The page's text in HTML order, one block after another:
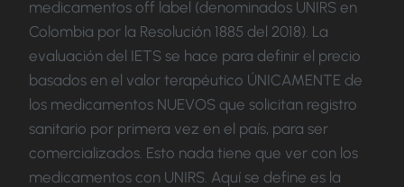
medicamentos off label (denominados UNIRS en
Colombia por la Resolución 1885 del 2018). La
evaluación del IETS se hace para definir el precio
basados en el valor terapéutico ÚNICAMENTE de
los medicamentos NUEVOS que solicitan registro
sanitario por primera vez en el país, para ser
comercializados. Esto nada tiene que ver con los
medicamentos con UNIRS. Aquí se define es la